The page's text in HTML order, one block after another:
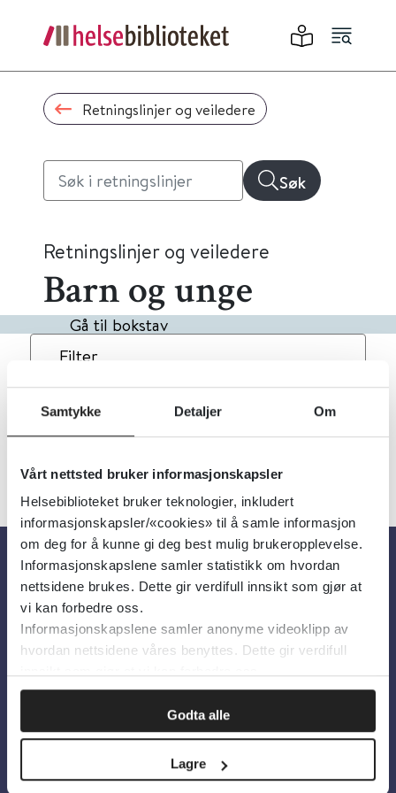
Samtykke Detaljer Om
Vårt nettsted bruker informasjonskapsler
Helsebiblioteket bruker teknologier, inkludert
informasjonskapsler/«cookies» til å samle informasjon
om deg for å kunne gi deg best mulig brukeropplevelse.
Informasjonskapslene samler statistikk om hvordan
nettsidene brukes. Dette gir verdifull innsikt som gjør at
vi kan forbedre oss.
Informasjonskapslene samler anonyme videoklipp av
hvordan nettsidene våres benyttes. Dette gir verdifull
Godta alle
Lagre
Retningslinjer og veiledere
Søk
Retningslinjer og veiledere
Barn og unge
Gå til bokstav
Filter
2Treff Dato Alfabetisk
Om oss
Om Helsebiblioteket
Personvern og informasjonskapsler
Tilgjengelighetserklæring
Information in English
Bilder fra Colourbox.com